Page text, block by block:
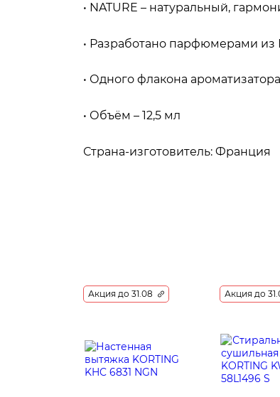
• NATURE – натуральный,
• Разработано парфюмерами
• Одного флакона
• Объём – 12,5 мл
Страна-изготовитель: Франция
Акция до 31.08 Акция до